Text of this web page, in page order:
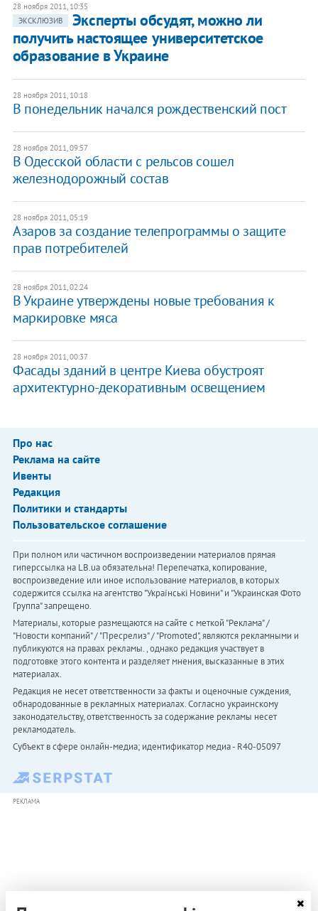
28 ноября 2011, 10:35
ЭКСКЛЮЗИВ
Эксперты обсудят, можно ли
получить настоящее университетское
образование в Украине
28 ноября 2011, 10:18
В понедельник начался рождественский пост
28 ноября 2011, 09:57
В Одесской области с рельсов сошел
железнодорожный состав
28 ноября 2011, 05:19
​Азаров за создание телепрограммы о защите
прав потребителей
28 ноября 2011, 02:24
​В Украине утверждены новые требования к
маркировке мяса
28 ноября 2011, 00:37
​Фасады зданий в центре Киева обустроят
архитектурно-декоративным освещением
Про нас
Реклама на сайте
Ивенты
Редакция
Политики и стандарты
Пользовательское соглашение
При полном или частичном воспроизведении материалов прямая
гиперссылка на LB.ua обязательна! Перепечатка, копирование,
воспроизведение или иное использование материалов, в которых
содержится ссылка на агентство "Українськi Новини" и "Украинская Фото
Группа" запрещено.
Материалы, которые размещаются на сайте с меткой "Реклама" /
"Новости компаний" / "Пресрелиз" / "Promoted", являются рекламными и
публикуются на правах рекламы. , однако редакция участвует в
подготовке этого контента и разделяет мнения, высказанные в этих
материалах.
Редакция не несет ответственности за факты и оценочные суждения,
обнародованные в рекламных материалах. Согласно украинскому
законодательству, ответственность за содержание рекламы несет
рекламодатель.
Субъект в сфере онлайн-медиа; идентификатор медиа - R40-05097
РЕКЛАМА